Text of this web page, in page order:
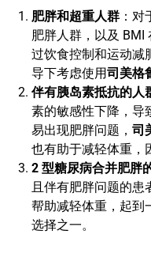
肥胖和超重人群 ：
肥胖人群，以及 BMI
过饮食控制和运动减
导下考虑使用司美格
伴有胰岛素抵抗的人
素的敏感性下降，导
易出现肥胖问题， 司
也有助于减轻体重，
2 型糖尿病合并肥胖
且伴有肥胖问题的患
帮助减轻体重，起到
选择之一。